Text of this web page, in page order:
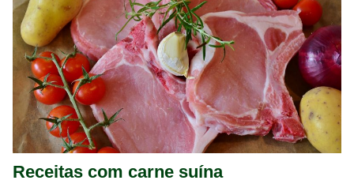
Receitas com carne suína